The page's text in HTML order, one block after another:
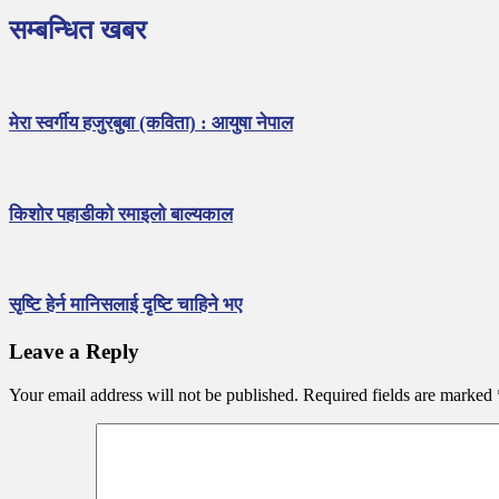
सम्बन्धित खबर
मेरा स्वर्गीय हजुरबुबा (कविता) : आयुषा नेपाल
किशोर पहाडीको रमाइलो बाल्यकाल
सृष्टि हेर्न मानिसलाई दृष्टि चाहिने भए
Leave a Reply
Your email address will not be published. Required fields are marked